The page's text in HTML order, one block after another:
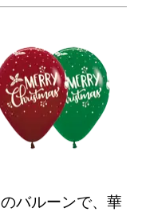
バルーンで、華